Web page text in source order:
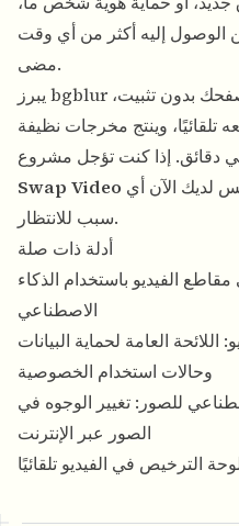
الوصول إليه أكثر من أي وقت
مضى.
يبرز bgblur لأنه يعمل مباشرة في متصفحك بدون تثبيت،
تلقائيًا، وينتج مخرجات نظيفة
Swap Video
سبب للانتظار.
أدلة ذات صلة
مقاطع الفيديو باستخدام الذكاء
الاصطناعي
اللائحة العامة لحماية البيانات
وحالات استخدام الخصوصية
للصور: تغيير الوجوه في
الصور عبر الإنترنت
الترخيص في الفيديو تلقائيًا